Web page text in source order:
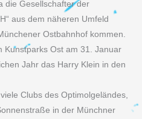
die Gesellschafter der
aus dem näheren Umfeld
Ostbahnhof kommen.
Kunstparks Ost am 31. Januar
Jahr das Harry Klein in den
Clubs des Optimolgeländes,
in der Münchner